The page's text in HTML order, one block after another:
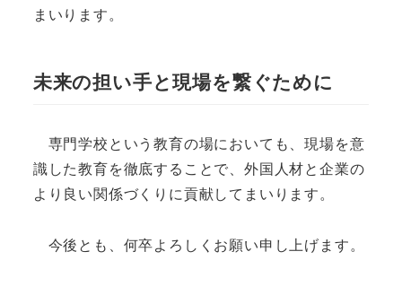
まいります。
未来の担い手と現場を繋ぐために
専門学校という教育の場においても、現場を意
識した教育を徹底することで、外国人材と企業の
より良い関係づくりに貢献してまいります。
今後とも、何卒よろしくお願い申し上げます。